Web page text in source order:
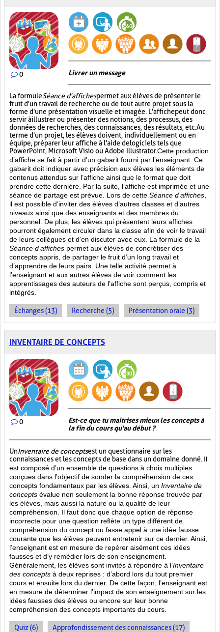
0 Livrer un message
La formuleSéance d'affichespermet aux élèves de présenter le
fruit d'un travail de recherche ou de tout autre projet sous la
forme d'une présentation visuelle et imagée. L'affichepeut donc
servir à illustrer ou présenter des notions, des processus, des
données de recherches, des connaissances, des résultats, etc. Au
terme d'un projet, les élèves doivent, individuellement ou en
équipe, préparer leur affiche à l'aide de logiciels tels que
PowerPoint, Microsoft Visio ou Adobe Illustrator.Cette production
d’affiche se fait à partir d’un gabarit fourni par l’enseignant. Ce
gabarit doit indiquer avec précision aux élèves les éléments de
contenus attendus sur l’affiche ainsi que le format que doit
prendre cette dernière. Par la suite, l’affiche est imprimée et une
séance de partage est prévue. Lors de cette Séance d’affiches
il est possible d’inviter des élèves d’autres classes et d’autres
niveaux ainsi que des enseignants et des membres du
personnel. De plus, les élèves qui présentent leurs affiches
pourront également circuler dans la classe afin de voir le travail
de leurs collègues et d’en discuter avec eux. La formule de la
Séance d’affiches permet aux élèves de concrétiser des
concepts appris, de partager le fruit d’un long travail et
d’apprendre de leurs pairs. Une telle activité permet à
l’enseignant et aux autres élèves de voir comment les
apprentissages des auteurs de l’affiche sont perçus, compris et
intégrés.
Échanges (13) Recherche (5) Présentation orale (3)
INVENTAIRE DE CONCEPTS
0
Est-ce que tu maitrises mieux les concepts à
la fin du cours qu'au début ?
UnInventaire de conceptsest un questionnaire sur les
connaissances et les concepts de base dans un domaine donné. Il
est composé d’un ensemble de questions à choix multiples
conçues dans l’objectif de sonder la compréhension de ces
concepts fondamentaux par les élèves. Ainsi, un Inventaire de
concepts évalue non seulement la bonne réponse trouvée par
les élèves, mais aussi la nature ou la qualité de leur
compréhension. Il faut donc que chaque option de réponse
incorrecte pour une question reflète un type différent de
compréhension du concept ou fasse appel à une idée fausse
courante que les élèves peuvent entretenir sur ce dernier. Ainsi,
l’enseignant est en mesure de repérer aisément ces idées
fausses et d’y remédier lors de son enseignement.
Généralement, les élèves sont invités à répondre à l’Inventaire
des concepts à deux reprises : d’abord lors du tout premier
cours et ensuite lors du dernier. De cette façon, l’enseignant est
en mesure de déterminer l’impact de son enseignement sur les
idées fausses des élèves ou encore sur leur bonne
compréhension des concepts importants du cours.
Quiz (6) Approfondissement des connaissances (17)